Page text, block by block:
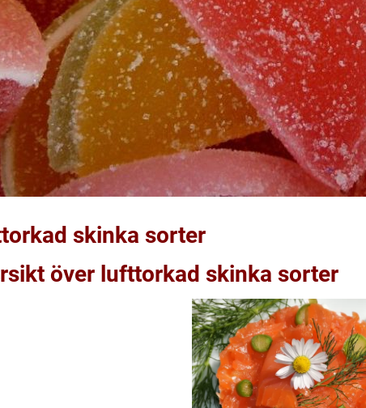
skinka sorter
över lufttorkad skinka sorter